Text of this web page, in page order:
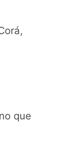
que